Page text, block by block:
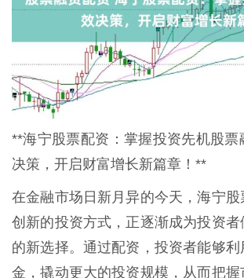
**海宁股票配资：掌握投资先机股票
决策，开启财富增长新篇章！**
在金融市场日新月异的今天，海宁
创新的投资方式，正逐渐成为投资
的新选择。通过配资，投资者能够
金，撬动更大的投资规模，从而把